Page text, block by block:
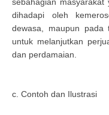
dihadapi oleh
dewasa, maupun pada
untuk melanjutkan
dan perdamaian.
c. Contoh dan Ilustrasi